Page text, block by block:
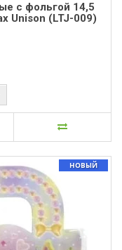
с фольгой 14,5
Unison (LTJ-009)
НОВЫЙ